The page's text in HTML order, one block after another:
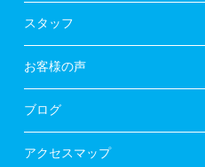
スタッフ
お客様の声
ブログ
アクセスマップ